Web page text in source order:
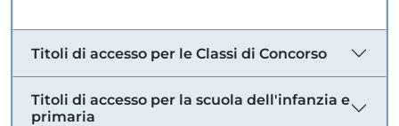
Titoli di accesso per le Classi di Concorso
Titoli di accesso per la scuola dell'infanzia e
primaria